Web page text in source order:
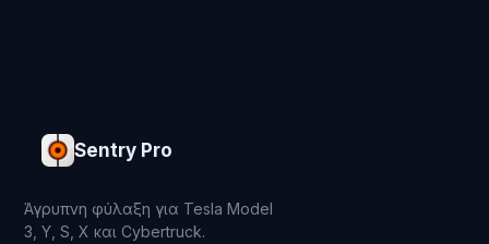
Sentry Pro
Άγρυπνη φύλαξη για Tesla Model
3, Y, S, X και Cybertruck.